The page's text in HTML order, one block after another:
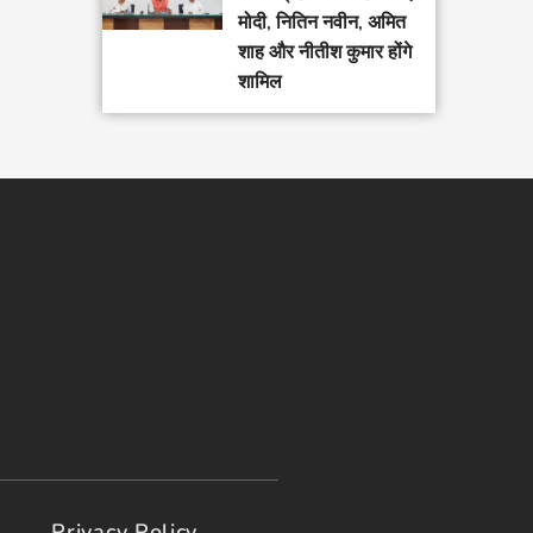
मोदी, नितिन नवीन, अमित
शाह और नीतीश कुमार होंगे
शामिल